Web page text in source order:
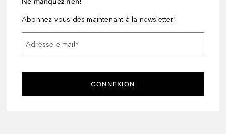
Abonnez-vous dès maintenant à la newsletter!
Adresse e-mail *
CONNEXION